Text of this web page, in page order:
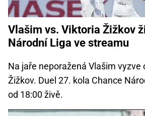
Vlašim vs. Viktoria Žižkov
Národní Liga ve streamu
Na jaře neporažená Vlašim vyzve
Žižkov. Duel 27. kola Chance
od 18:00 živě.